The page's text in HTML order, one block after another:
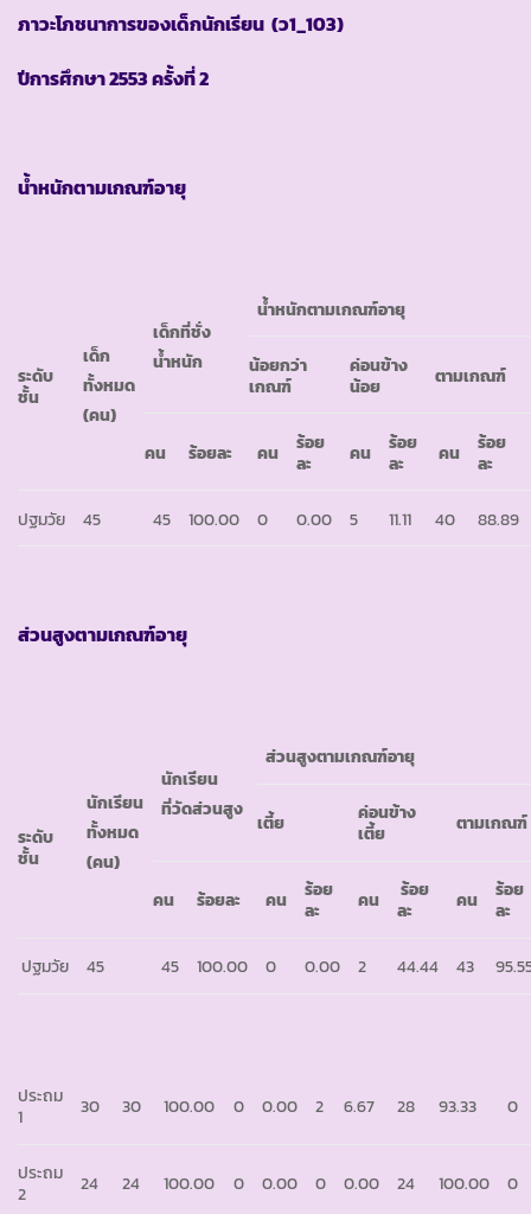
ภาวะโภชนาการของเด็กนักเรียน (ว1_103)
ปีการศึกษา2553 ครั้งที่ 2
น้ำหนักตามเกณฑ์อายุ
ระดับ
ชั้น
เด็ก
ทั้งหมด
(คน)
เด็กที่ชั่ง
น้ำหนัก
น้ำหนักตามเกณฑ์อายุ
น้อยกว่า
เกณฑ์
ค่อนข้าง
น้อย
ตามเกณฑ์
คน ร้อยละ คน
ร้อย
ละ
คน
ร้อย
ละ
คน
ร้อย
ละ
ปฐมวัย 45 45 100.00 0 0.00 5 11.11 40 88.89
ส่วนสูงตามเกณฑ์อายุ
ระดับ
ชั้น
นักเรียน
ทั้งหมด
(คน)
นักเรียน
ที่วัดส่วนสูง
ส่วนสูงตามเกณฑ์อายุ
เตี้ย
ค่อนข้าง
เตี้ย
ตามเกณฑ์
คน ร้อยละ คน
ร้อย
ละ
คน
ร้อย
ละ
คน
ร้อย
ละ
ปฐมวัย 45 45 100.00 0 0.00 2 44.44 43
ประถม
1
30 30 100.00 0 0.00 2 6.67 28 93.33 0
ประถม
2
24 24 100.00 0 0.00 0 0.00 24 100.00 0